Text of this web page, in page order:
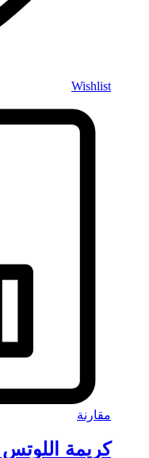
Wishlist
مقارنة
كريمة اللوتس